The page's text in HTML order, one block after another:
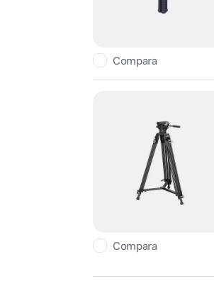
Compara
Compara